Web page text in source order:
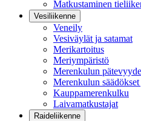
Matkustaminen
Vesiliikenne
Veneily
Vesiväylät ja satamat
Merikartoitus
Meriympäristö
Merenkulun
Merenkulun
Kauppamerenkulku
Laivamatkustajat
Raideliikenne